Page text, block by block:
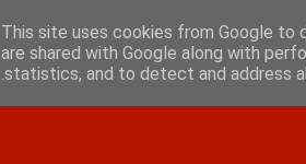
This site uses cookies from Google to
are shared with Google along with
statistics, and to detect and address